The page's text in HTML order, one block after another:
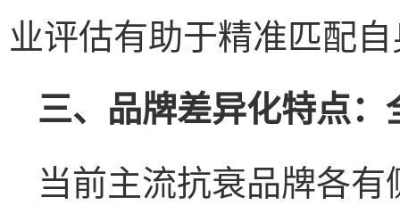
业评估有助于精准匹配
三、品牌差异化特点
当前主流抗衰品牌各